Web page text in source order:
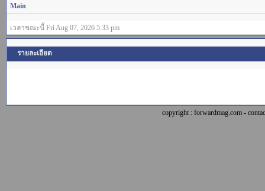
Main
เวลาขณะนี้ Fri Aug 07, 2026 5:33 pm
รายละเอียด
copyright : forwardmag.com -